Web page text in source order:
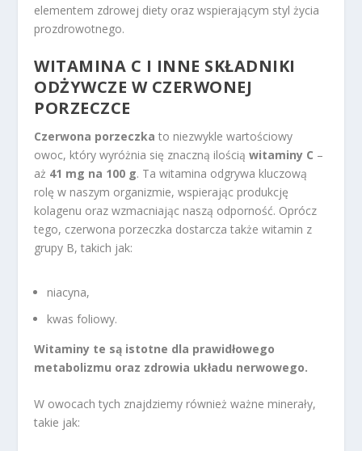
elementem zdrowej diety oraz wspierającym styl życia
prozdrowotnego.
WITAMINA C I INNE SKŁADNIKI
ODŻYWCZE W CZERWONEJ
PORZECZCE
Czerwona porzeczka to niezwykle wartościowy
owoc, który wyróżnia się znaczną ilościąwitaminy C –
aż 41 mg na 100 g. Ta witamina odgrywa kluczową
rolę w naszym organizmie, wspierając produkcję
kolagenu oraz wzmacniając naszą odporność. Oprócz
tego, czerwona porzeczka dostarcza także witamin z
grupy B, takich jak:
niacyna,
kwas foliowy.
Witaminy te są istotne dla prawidłowego
metabolizmu oraz zdrowia układu nerwowego.
W owocach tych znajdziemy również ważne minerały,
takie jak: